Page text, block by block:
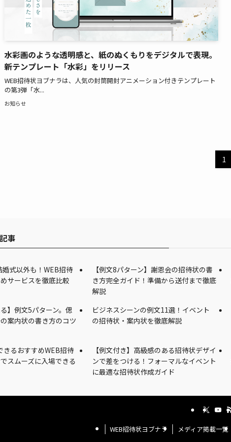
水彩画のような透明感と、紙のぬくもりをデジタルで表現。
新テンプレート「水彩」をリリース
WEB招待状ヨブナラは、人気の封筒開封アニメーション付きテンプレート
の第3弾「水...
お知らせ
1
事
婚式以外も！WEB招待
サービスを徹底比較
【例文8パターン】謝恩会の招待状の書
き方完全ガイド！準備から送付まで徹底
解説
】例文5パターン。偲
案内状の書き方のコツ
ビジネスシーンの例文11選！イベント
の招待状・案内状を徹底解説
きるおすすめWEB招待
スムーズに入場できる
【例文付き】高級感のある招待状デザイ
ンで差をつける！フォーマルなイベント
に最適な招待状作成ガイド
WEB招待状ヨブナラ メディア掲載一覧